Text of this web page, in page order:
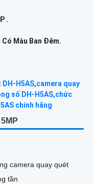
.
Màu Ban Ðêm.
camera quay quét
tần